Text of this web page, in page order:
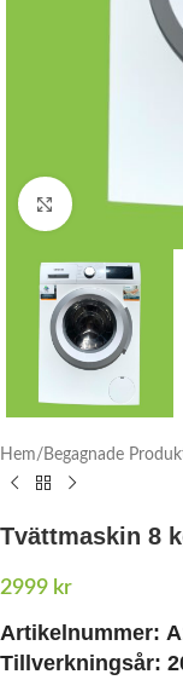
Click to enlarge
Hem Begagnade
Tvättmaskin 8
2999 kr
Artikelnummer:
Tillverkningsår: